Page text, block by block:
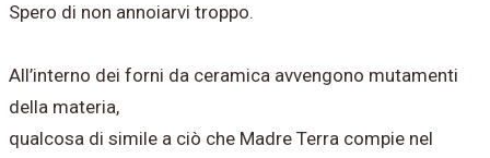
Spero di non annoiarvi troppo.
All’interno dei forni da ceramica avvengono mutamenti
della materia,
qualcosa di simile a ciò che Madre Terra compie nel